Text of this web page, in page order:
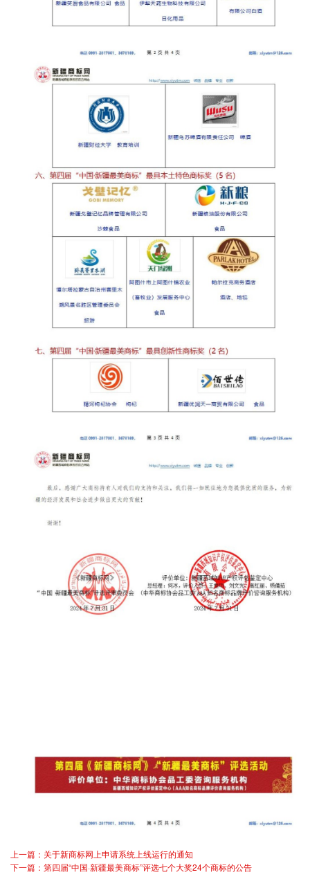
上一篇：关于新商标网上申请系统上线运行的通知
下一篇：第四届“中国·新疆最美商标”评选七个大奖24个商标的公告